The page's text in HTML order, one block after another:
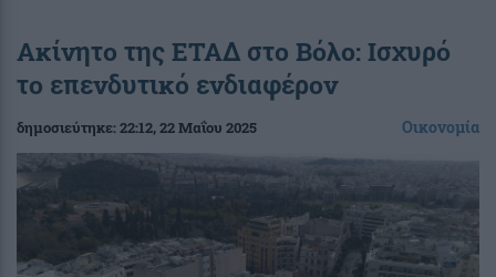
Ακίνητο της ΕΤΑΔ στο Βόλο: Ισχυρό
το επενδυτικό ενδιαφέρον
δημοσιεύτηκε:22:12, 22 Μαΐου 2025 Οικονομία